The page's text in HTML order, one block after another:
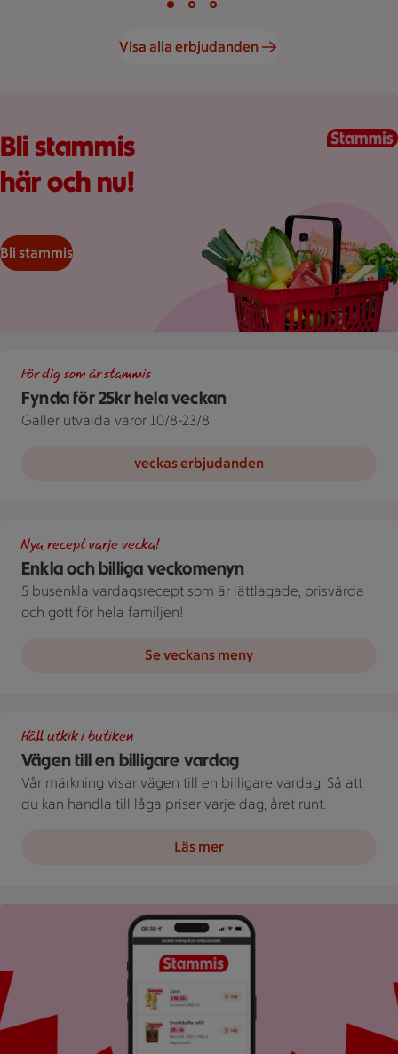
Bild 1 av 3Bild 2 av 3
Visa alla erbjudanden
Bli stammis
här och nu!
Bli stammis
Fynda för 25kr hela veckan
För dig som är stammis
Gäller utvalda varor 10/8-23/8.
veckas erbjudanden
Enkla och billiga veckomenyn
Nya recept varje vecka!
5 busenkla vardagsrecept som är lättlagade, prisvärda
och gott för hela familjen!
Se veckans meny
Vägen till en billigare vardag
Håll utkik i butiken
Vår märkning visar vägen till en billigare vardag. Så att
du kan handla till låga priser varje dag, året runt.
Läs mer
Bild på mobil som visar ICA appen